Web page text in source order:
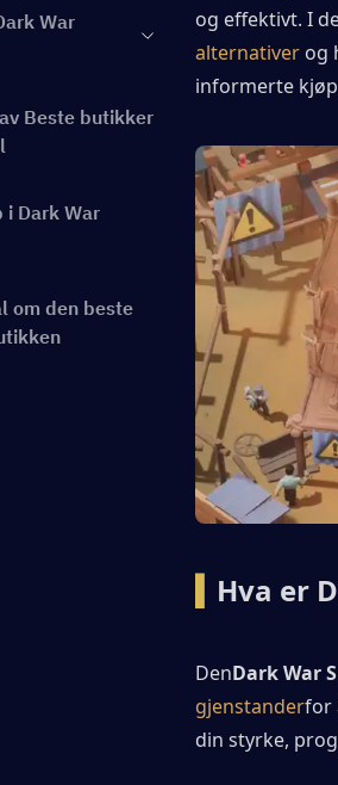
War
Beste butikker
i Dark War
om den beste
og effektivt. I
alternativer og
informerte
Hva er
DenDark War
gjenstanderfor
din styrke,